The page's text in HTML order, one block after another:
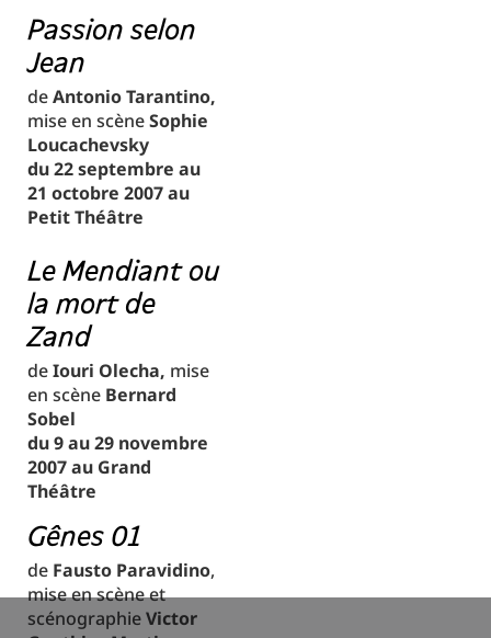
Passion selon
Jean
deAntonio Tarantino,
mise en scèneSophie
Loucachevsky
du 22 septembre au
21 octobre 2007 au
Petit Théâtre
Le Mendiant ou
la mort de
Zand
deIouri Olecha, mise
en scène Bernard
Sobel
du 9 au 29 novembre
2007 au Grand
Théâtre
Gênes 01
de Fausto Paravidino,
mise en scène et
scénographieVictor